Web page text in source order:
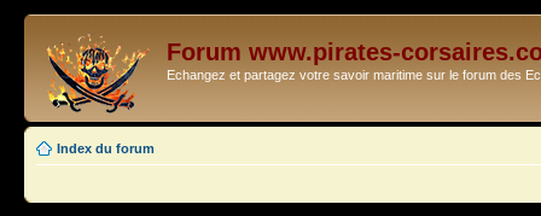
Forum www.pirates-
Echangez et partagez votre savoir maritime sur le forum des
Index du forum